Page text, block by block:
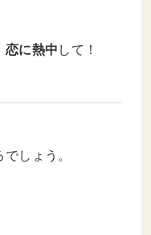
恋に熱中して！
しょう。